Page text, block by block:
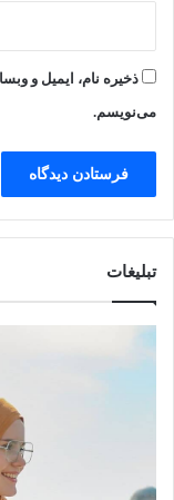
ذخیره نام، ایمیل و
می‌نویسم.
تبلیغات